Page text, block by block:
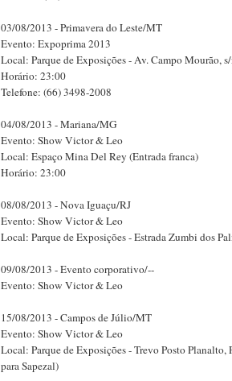
03/08/2013 - Primavera do Leste/MT
Evento: Expoprima 2013
Local: Parque de Exposições - Av. Campo Mourão,
Horário: 23:00
Telefone: (66) 3498-2008
04/08/2013 - Mariana/MG
Evento: Show Victor & Leo
Local: Espaço Mina Del Rey (Entrada franca)
Horário: 23:00
08/08/2013 - Nova Iguaçu/RJ
Evento: Show Victor & Leo
Local: Parque de Exposições - Estrada Zumbi dos
09/08/2013 - Evento corporativo/--
Evento: Show Victor & Leo
15/08/2013 - Campos de Júlio/MT
Evento: Show Victor & Leo
Local: Parque de Exposições - Trevo Posto Planalto,
para Sapezal)